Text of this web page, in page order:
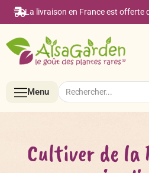
La livraison en France est offerte
Menu
Search
for:
Cultiver de la